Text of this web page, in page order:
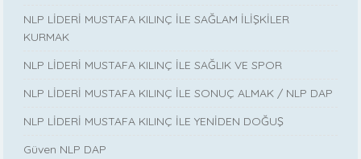
NLP LİDERİ MUSTAFA KILINÇ İLE SAĞLAM İLİŞKİLER
KURMAK
NLP LİDERİ MUSTAFA KILINÇ İLE SAĞLIK VE SPOR
NLP LİDERİ MUSTAFA KILINÇ İLE SONUÇ ALMAK / NLP DAP
NLP LİDERİ MUSTAFA KILINÇ İLE YENİDEN DOĞUŞ
Güven NLP DAP